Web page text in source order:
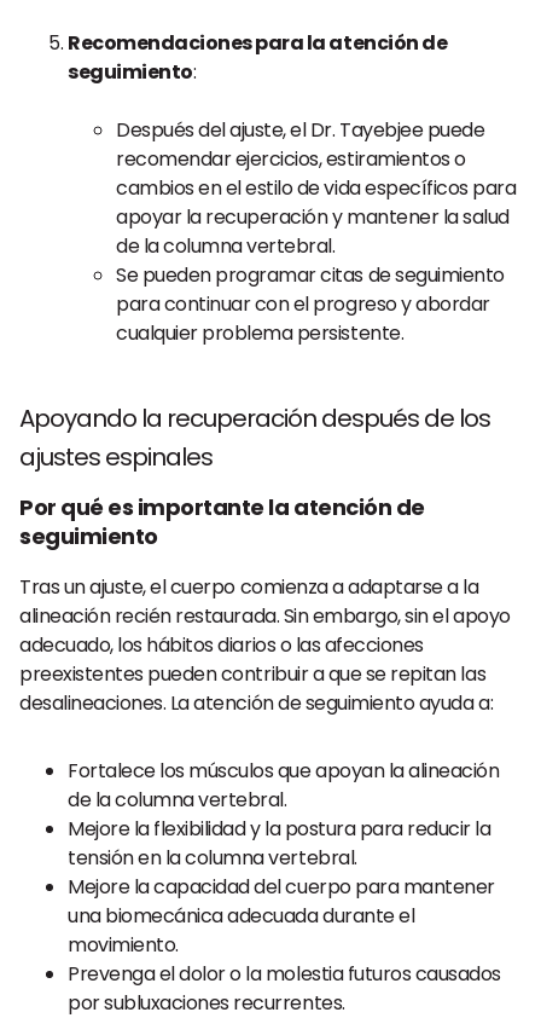
Recomendaciones para la atención de
seguimiento:
Después del ajuste, el Dr. Tayebjee puede
recomendar ejercicios, estiramientos o
cambios en el estilo de vida específicos para
apoyar la recuperación y mantener la salud
de la columna vertebral.
Se pueden programar citas de seguimiento
para continuar con el progreso y abordar
cualquier problema persistente.
Apoyando la recuperación después de los
ajustes espinales
Por qué es importante la atención de
seguimiento
Tras un ajuste, el cuerpo comienza a adaptarse a la
alineación recién restaurada. Sin embargo, sin el apoyo
adecuado, los hábitos diarios o las afecciones
preexistentes pueden contribuir a que se repitan las
desalineaciones. La atención de seguimiento ayuda a:
Fortalece los músculos que apoyan la alineación
de la columna vertebral.
Mejore la flexibilidad y la postura para reducir la
tensión en la columna vertebral.
Mejore la capacidad del cuerpo para mantener
una biomecánica adecuada durante el
movimiento.
Prevenga el dolor o la molestia futuros causados
por subluxaciones recurrentes.